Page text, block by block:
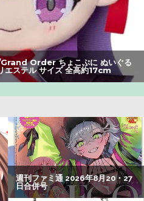
ん、最新絵でめっちゃ可愛く
んでもねえ伏線が発掘され
ェリードニヒだった模様！
にキウイ皮ごと入れよ。これ
果…
さん、ティファのコスプレ
08/01のニュース
Order ちょこぷに ぬいぐる
エステル サイズ 全高約17cm